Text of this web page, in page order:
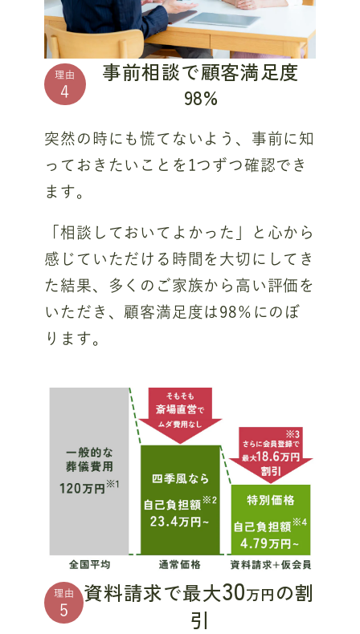
理由
4
事前相談で顧客満足度
98%
突然の時にも慌てないよう、事前に知
っておきたいことを1つずつ確認でき
ます。
「相談しておいてよかった」と心から
感じていただける時間を大切にしてき
た結果、多くのご家族から高い評価を
いただき、顧客満足度は98％にのぼ
ります。
理由
5
資料請求で最大30万円 の割
引